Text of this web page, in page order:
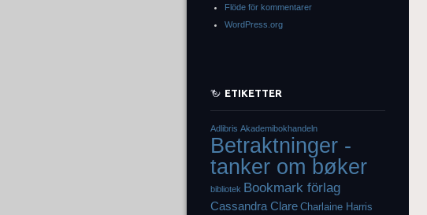
Flöde för kommentarer
WordPress.org
ETIKETTER
Adlibris Akademibokhandeln
Betraktninger -
tanker om bøker
bibliotek Bookmark förlag
Cassandra Clare Charlaine Harris